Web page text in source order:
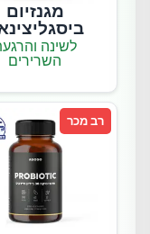
מגנזיום
לשינה
השרירים
רב מכר